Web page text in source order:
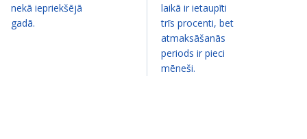
nekā iepriekšējā
gadā.
laikā ir ietaupīti
trīs procenti, bet
atmaksāšanās
periods ir pieci
mēneši.